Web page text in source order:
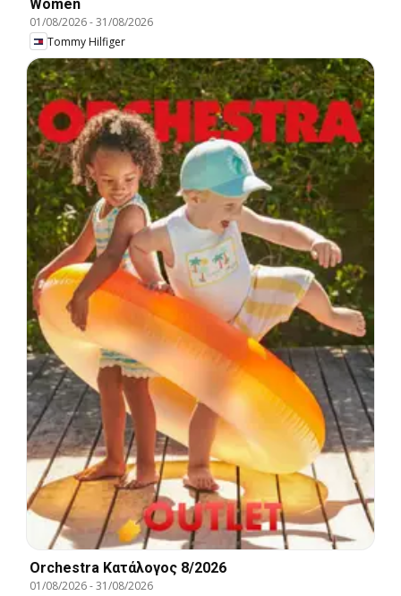
Women
01/08/2026-31/08/2026
Tommy Hilfiger
Orchestra Kατάλογος 8/2026
01/08/2026-31/08/2026